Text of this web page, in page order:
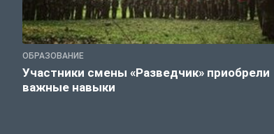
ОБРАЗОВАНИЕ
Участники смены «Разведчик» приобрели
важные навыки